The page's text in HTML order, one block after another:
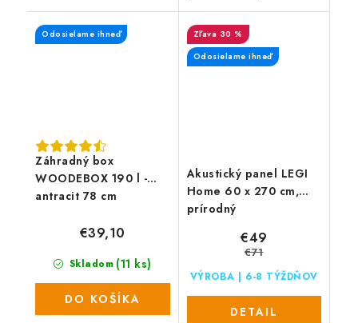
Atraktívny dizajn,
jednoduchá montáž s
exteriérovú podlahovú
krytinu. Majú veľmi
jednoduchú a...
Záhradný box
WOODEBOX 190 l -
antracit 78 cm
Odosielame ihneď
Skladom (11 ks)
€39,10
DO KOŠÍKA
Akustický panel LEGI
Home 60 x 270 cm,
prírodný
30 %
Odosielame ihneď
VÝROBA | 6-8 TÝŽDŇOV
€49
€71
DETAIL